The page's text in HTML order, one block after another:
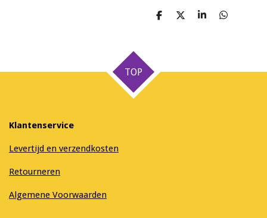
D
D
S
D
TOP
Klantenservice
Levertijd en verzendkosten
Retourneren
Algemene Voorwaarden